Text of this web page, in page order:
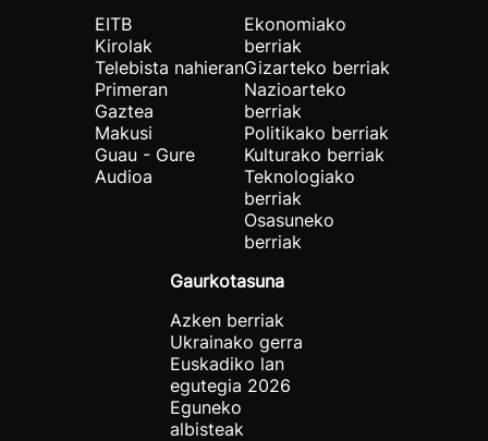
EITB
Kirolak
Telebista nahieran
Primeran
Gaztea
Makusi
Guau - Gure
Audioa
Ekonomiako
berriak
Gizarteko berriak
Nazioarteko
berriak
Politikako berriak
Kulturako berriak
Teknologiako
berriak
Osasuneko
berriak
Gaurkotasuna
Azken berriak
Ukrainako gerra
Euskadiko lan
egutegia 2026
Eguneko
albisteak